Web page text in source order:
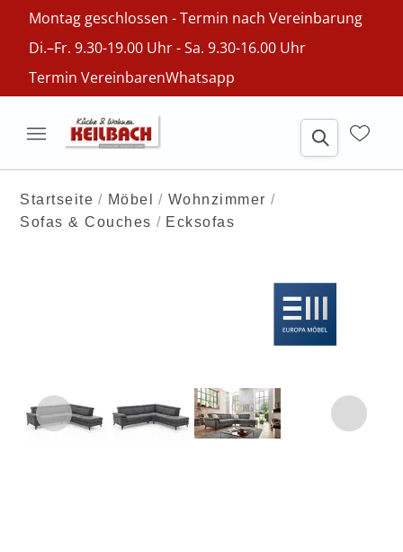
Montag geschlossen - Termin nach Vereinbarung
Di.–Fr. 9.30-19.00 Uhr - Sa. 9.30-16.00 Uhr
Termin VereinbarenWhatsapp
Startseite Möbel
Wohnzimmer
Sofas & Couches
Ecksofas